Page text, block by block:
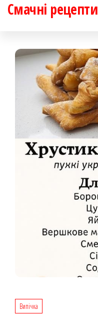
Перейти
Смачні рецепти
Випічка